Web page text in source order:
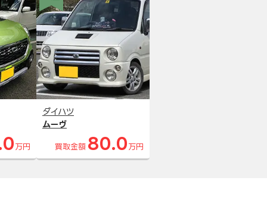
万円
ダイハツ
ムーヴ
買取金額 80.0 万円